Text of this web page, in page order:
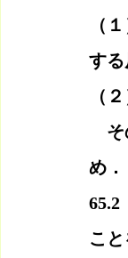
（
する
（
そ
め．
65.2
こ